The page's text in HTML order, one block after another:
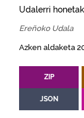
Udalerri
Ereñoko Udala
Azken aldaketa
ZIP
JSON